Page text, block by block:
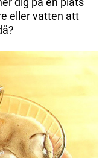
eller vatten att